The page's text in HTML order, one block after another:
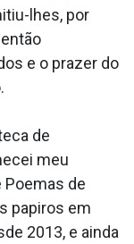
lhes, por
e o prazer do
de
meu
de
papiros em
2013, e ainda